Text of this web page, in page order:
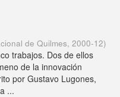
de Quilmes, 2000-12)
trabajos. Dos de ellos
de la innovación
por Gustavo Lugones,
...